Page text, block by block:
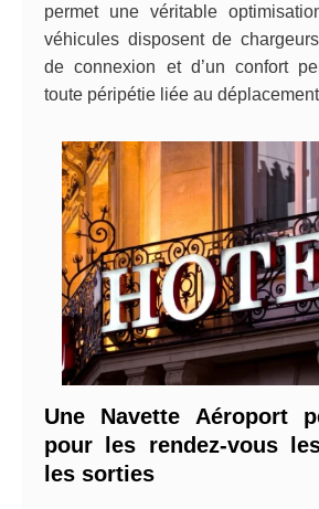
permet une véritable
véhicules disposent de
de connexion et d’un confort
toute péripétie liée au
Une Navette Aéroport
pour les rendez-vous
les sorties